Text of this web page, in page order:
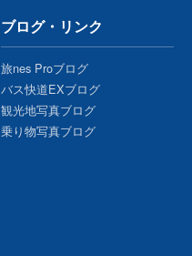
ブログ・リンク
旅nes Proブログ
バス快道EXブログ
観光地写真ブログ
乗り物写真ブログ